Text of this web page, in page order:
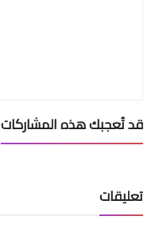
قد تُعجبك هذه المشاركات
تعليقات